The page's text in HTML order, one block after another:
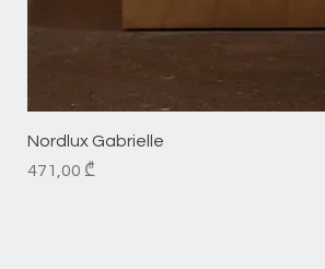
Nordlux Gabrielle
Price
471,00 ₾